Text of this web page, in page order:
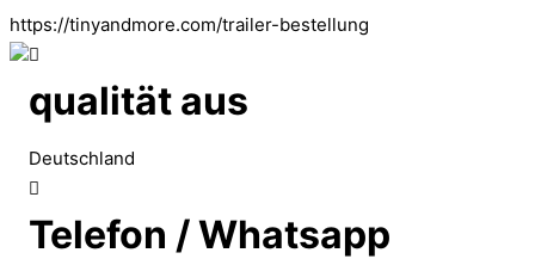
https://tinyandmore.com/trailer-bestellung
qualität aus
Deutschland
Telefon / Whatsapp